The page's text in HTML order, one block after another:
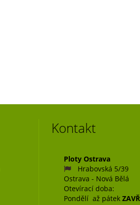
Kontakt
Ploty Ostrava
Hrabovská 5/39
Ostrava - Nová Bělá
Otevírací doba:
Pondělí až pátek